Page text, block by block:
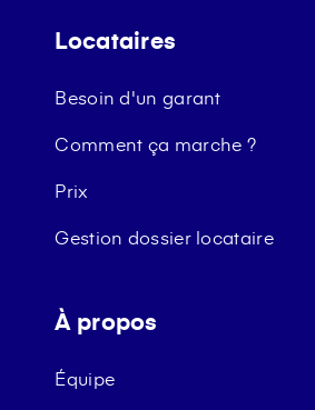
Locataires
Besoin d'un garant
Comment ça marche ?
Prix
Gestion dossier locataire
À propos
Équipe